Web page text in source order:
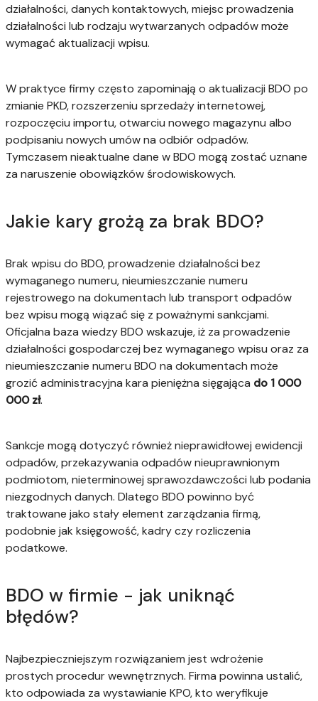
działalności, danych kontaktowych, miejsc prowadzenia
działalności lub rodzaju wytwarzanych odpadów może
wymagać aktualizacji wpisu.
W praktyce firmy często zapominają o aktualizacji BDO po
zmianie PKD, rozszerzeniu sprzedaży internetowej,
rozpoczęciu importu, otwarciu nowego magazynu albo
podpisaniu nowych umów na odbiór odpadów.
Tymczasem nieaktualne dane w BDO mogą zostać uznane
za naruszenie obowiązków środowiskowych.
Jakie kary grożą za brak BDO?
Brak wpisu do BDO, prowadzenie działalności bez
wymaganego numeru, nieumieszczanie numeru
rejestrowego na dokumentach lub transport odpadów
bez wpisu mogą wiązać się z poważnymi sankcjami.
Oficjalna baza wiedzy BDO wskazuje, iż za prowadzenie
działalności gospodarczej bez wymaganego wpisu oraz za
nieumieszczanie numeru BDO na dokumentach może
grozić administracyjna kara pieniężna sięgająca do 1 000
000 zł.
Sankcje mogą dotyczyć również nieprawidłowej ewidencji
odpadów, przekazywania odpadów nieuprawnionym
podmiotom, nieterminowej sprawozdawczości lub podania
niezgodnych danych. Dlatego BDO powinno być
traktowane jako stały element zarządzania firmą,
podobnie jak księgowość, kadry czy rozliczenia
podatkowe.
BDO w firmie - jak uniknąć
błędów?
Najbezpieczniejszym rozwiązaniem jest wdrożenie
prostych procedur wewnętrznych. Firma powinna ustalić,
kto odpowiada za wystawianie KPO, kto weryfikuje